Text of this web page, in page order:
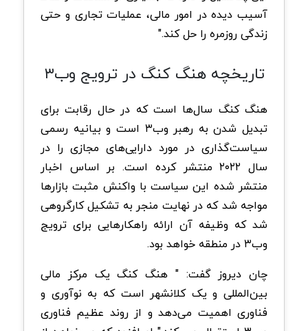
آسیب دیده در امور مالی، عملیات تجاری و حتی
زندگی روزمره را حل کند."
تاریخچه هنگ کنگ در ترویج وب۳
هنگ کنگ سال‌ها است که در حال رقابت برای
تبدیل شدن به رهبر وب۳ است و بیانیه رسمی
سیاست‌گذاری در مورد دارایی‌های مجازی را در
سال ۲۰۲۲ منتشر کرده است. بر اساس اخبار
منتشر شده این سیاست با واکنش مثبت بازارها
مواجه شد که در نهایت منجر به تشکیل کارگروهی
شد که وظیفه آن ارائه راهکارهایی برای ترویج
وب۳ در منطقه خواهد بود.
چان دیروز گفت: " هنگ کنگ یک مرکز مالی
بین‌المللی و یک کلانشهر است که به نوآوری و
فناوری اهمیت می‌دهد و از روند عظیم فناوری